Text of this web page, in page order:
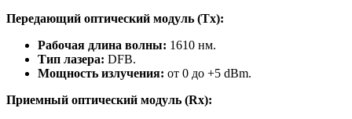
Передающий оптический модуль (Tx):
Рабочая длина волны: 1610 нм.
Тип лазера: DFB.
Мощность излучения: от 0 до +5 dBm.
Приемный оптический модуль (Rx):